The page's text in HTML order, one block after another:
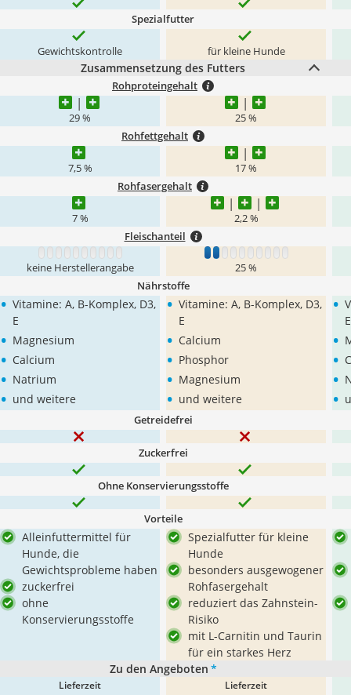
Spezialfutter
Gewichtskontrolle für kleine Hunde
Zusammensetzung des Futters
Rohproteingehalt
29 % 25 %
Rohfettgehalt
7,5 % 17 %
Rohfasergehalt
7 % 2,2 %
Fleischanteil
1 2 3 4 5 6 7 8 9 10
keine Herstellerangabe
1 2 3 4 5 6 7 8 9 10
25 %
Nährstoffe
• Vitamine: A, B-Komplex, D3,
E
• Magnesium
• Calcium
• Natrium
• und weitere
• Vitamine: A, B-Komplex, D3,
E
• Calcium
• Phosphor
• Magnesium
• und weitere
•
E
•
•
•
•
Getreidefrei
Zuckerfrei
Ohne Konservierungsstoffe
Vorteile
Alleinfuttermittel für
Hunde, die
Gewichtsprobleme haben
zuckerfrei
ohne
Konservierungsstoffe
Spezialfutter für kleine
Hunde
besonders ausgewogener
Rohfasergehalt
reduziert das Zahnstein-
Risiko
mit L-Carnitin und Taurin
für ein starkes Herz
Zu den Angeboten *
Lieferzeit Lieferzeit